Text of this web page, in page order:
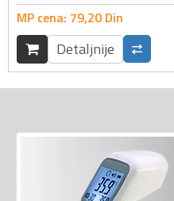
MP cena: 79,20 Din
Detaljnije